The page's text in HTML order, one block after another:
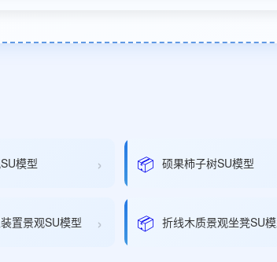
模型 › 📦 硕果柿子树SU模型
置景观SU模型 › 📦 折线木质景观坐凳SU